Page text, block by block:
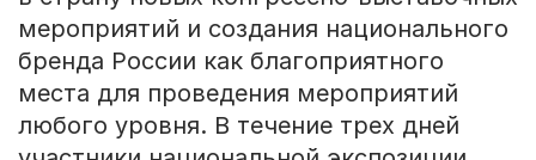
мероприятий и создания национального
бренда России как благоприятного
места для проведения мероприятий
любого уровня. В течение трех дней